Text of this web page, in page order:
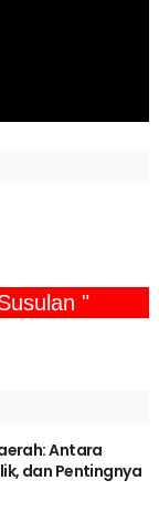
"
Antara
dan Pentingnya